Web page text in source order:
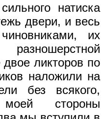
натиска
двери, и весь
их
ликторов по
наложили на
без всякого,
стороны